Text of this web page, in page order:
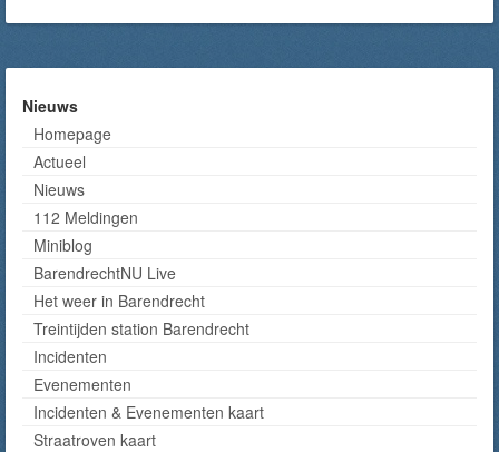
Nieuws
Homepage
Actueel
Nieuws
112 Meldingen
Miniblog
BarendrechtNU Live
Het weer in Barendrecht
Treintijden station Barendrecht
Incidenten
Evenementen
Incidenten & Evenementen kaart
Straatroven kaart